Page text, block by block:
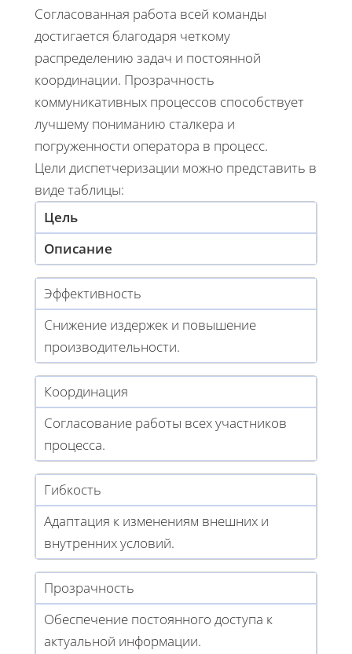
Согласованная работа всей команды
достигается благодаря четкому
распределению задач и постоянной
координации. Прозрачность
коммуникативных процессов способствует
лучшему пониманию сталкера и
погруженности оператора в процесс.
Цели диспетчеризации можно представить в
виде таблицы:
Цель
Описание
Эффективность
Снижение издержек и повышение
производительности.
Координация
Согласование работы всех участников
процесса.
Гибкость
Адаптация к изменениям внешних и
внутренних условий.
Прозрачность
Обеспечение постоянного доступа к
актуальной информации.